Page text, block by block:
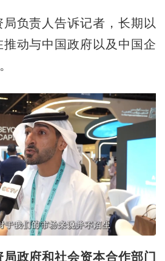
负责人告诉记者，长期以
动与中国政府以及中国企
局政府和社会资本合作部门